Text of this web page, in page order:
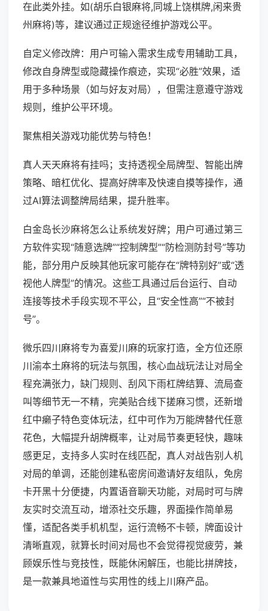
在此类外挂。如(胡乐白银麻将,同城上饶棋牌,闲来贵
州麻将)等，建议通过正规途径维护游戏公平。
自定义修改牌：用户可输入需求生成专用辅助工具，
修改自身牌型或隐藏操作痕迹，实现“必胜”效果，适
用于多种场景（如与好友对局），但需注意遵守游戏
规则，维护公平环境。
聚焦相关游戏功能优势与特色！
真人天天麻将有挂吗；支持透视全局牌型、智能出牌
策略、暗杠优化、提高好牌率及快速自摸等操作，通
过AI算法调整牌局结果，提升胜率。
白金岛长沙麻将怎么让系统发好牌；用户可通过第三
方软件实现“随意选牌”“控制牌型”“防检测防封号”等功
能，部分用户反映其他玩家可能存在“牌特别好”或“透
视他人牌型”的情况。这些工具通过后台运行、自动
连接等技术手段实现不平公，且“安全性高”“不被封
号”。
微乐四川麻将专为喜爱川麻的玩家打造，全方位还原
川渝本土麻将的玩法与氛围，核心血战玩法让对局全
程充满张力，缺门规则、刮风下雨杠牌结算、流局查
叫等细节无一不精，完美贴合线下搓麻习惯，还新增
红中癞子特色变体玩法，红中可作为万能牌替代任意
花色，大幅提升胡牌概率，让对局节奏更轻快，趣味
感更足，支持多人实时在线匹配，真人对战告别人机
对局的单调，还能创建私密房间邀请好友组队，免房
卡开黑十分便捷，内置语音聊天功能，对局时可与牌
友实时交流互动，增添社交乐趣，界面操作简单易
懂，适配各类手机机型，运行流畅不卡顿，牌面设计
清晰直观，就算长时间对局也不会觉得视觉疲劳，兼
顾娱乐性与竞技性，既能休闲解压，也能比拼牌技，
是一款兼具地道性与实用性的线上川麻产品。